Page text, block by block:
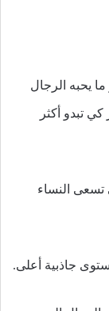
يحبه الرجال
تبدو أكثر
تسعى النساء
جاذبية أعلى.